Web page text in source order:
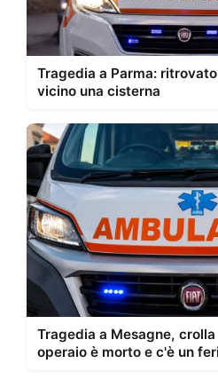
Tragedia a Parma:
vicino una cisterna
Tragedia a Mesagne,
operaio è morto e c'è un